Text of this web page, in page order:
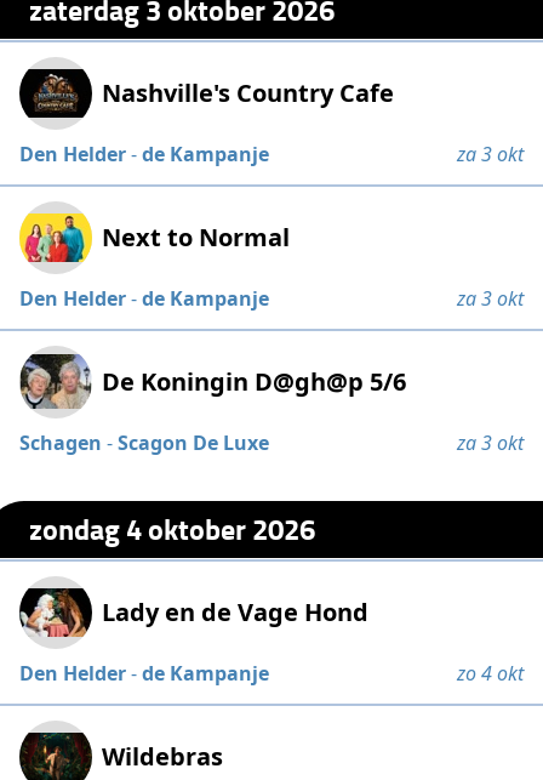
zaterdag 3 oktober 2026
Nashville's Country Cafe
Den Helder-de Kampanje za 3 okt
Next to Normal
Den Helder-de Kampanje za 3 okt
De Koningin D@gh@p 5/6
Schagen -Scagon De Luxe za 3 okt
zondag 4 oktober 2026
Lady en de Vage Hond
Den Helder-de Kampanje zo 4 okt
Wildebras